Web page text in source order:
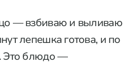
— взбиваю и выливаю
лепешка готова, и по
Это блюдо —